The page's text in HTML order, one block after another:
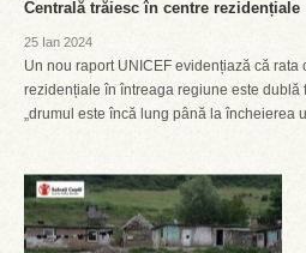
Centrală trăiesc în centre rezidențiale
25 Ian 2024
Un nou raport UNICEF evidențiază că rata
rezidențiale în întreaga regiune este dublă
„drumul este încă lung până la încheierea